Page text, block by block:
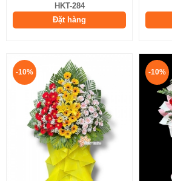
HKT-284
Đặt hàng
-10% -10%